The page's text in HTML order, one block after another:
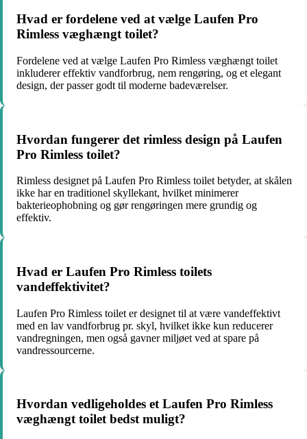
Hvad er fordelene ved at vælge Laufen Pro
Rimless væghængt toilet?
Fordelene ved at vælge Laufen Pro Rimless væghængt toilet
inkluderer effektiv vandforbrug, nem rengøring, og et elegant
design, der passer godt til moderne badeværelser.
Hvordan fungerer det rimless design på Laufen
Pro Rimless toilet?
Rimless designet på Laufen Pro Rimless toilet betyder, at skålen
ikke har en traditionel skyllekant, hvilket minimerer
bakterieophobning og gør rengøringen mere grundig og
effektiv.
Hvad er Laufen Pro Rimless toilets
vandeffektivitet?
Laufen Pro Rimless toilet er designet til at være vandeffektivt
med en lav vandforbrug pr. skyl, hvilket ikke kun reducerer
vandregningen, men også gavner miljøet ved at spare på
vandressourcerne.
Hvordan vedligeholdes et Laufen Pro Rimless
væghængt toilet bedst muligt?